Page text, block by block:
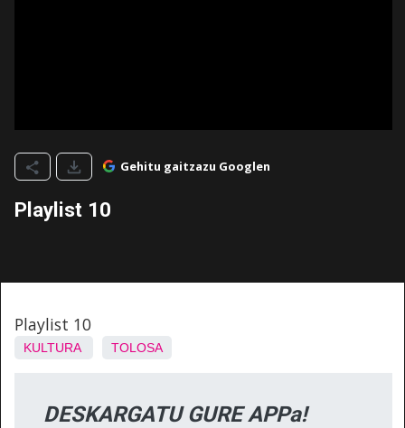
Gehitu gaitzazu Googlen
Playlist 10
Playlist 10
KULTURA TOLOSA
DESKARGATU GURE APPa!